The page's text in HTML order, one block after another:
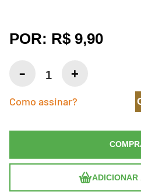
POR: R$ 9,90
ADICIONAR
Como assinar?